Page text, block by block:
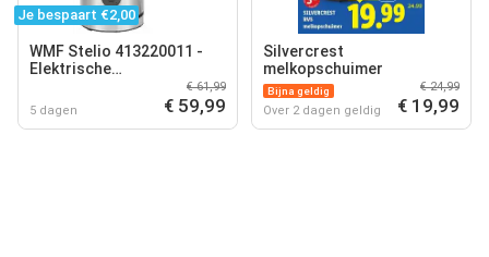
Je bespaart €2,00
WMF Stelio 413220011 -
Elektrische
Melkopschuimer - RVS - 3
Functies - Anti-aanbaklaag
5 dagen
€ 61,99
€ 59,99
Silvercrest
melkopschuimer
Bijna geldig
Over 2 dagen geldig
€ 24,99
€ 19,99